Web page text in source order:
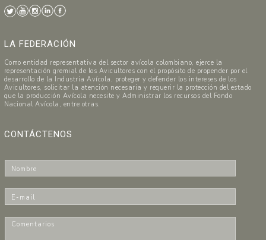
LA FEDERACIÓN
Como entidad representativa del sector avícola colombiano, ejerce la
representación gremial de los Avicultores con el propósito de propender por el
desarrollo de la Industria Avícola, proteger y defender los intereses de los
Avicultores, solicitar la atención necesaria y requerir la protección del estado
que la producción Avícola necesite y Administrar los recursos del Fondo
Nacional Avícola, entre otras.
CONTÁCTENOS
o
m
-
m